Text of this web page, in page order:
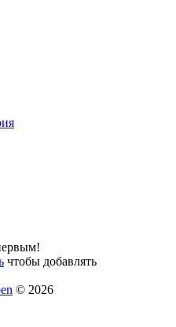
чтобы добавлять
© 2026